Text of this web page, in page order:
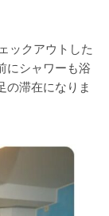
ックアウトした
にシャワーも浴
の滞在になりま